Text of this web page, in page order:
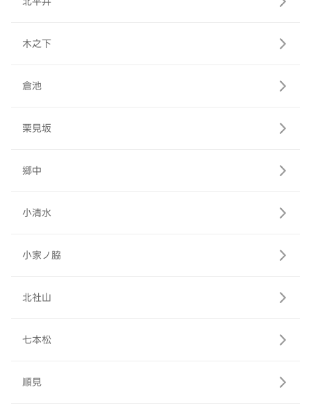
木之下
倉池
栗見坂
郷中
小清水
小家ノ脇
北社山
七本松
順見